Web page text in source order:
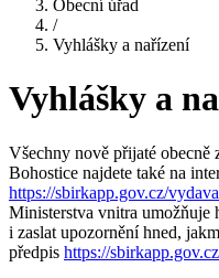
Obecní úřad
/
Vyhlášky a nařízení
Vyhlášky a
Všechny nově přijaté obecně
Bohostice najdete také na
https://sbirkapp.gov.cz/
Ministerstva vnitra umožňuje
i zaslat upozornění hned,
předpis https://